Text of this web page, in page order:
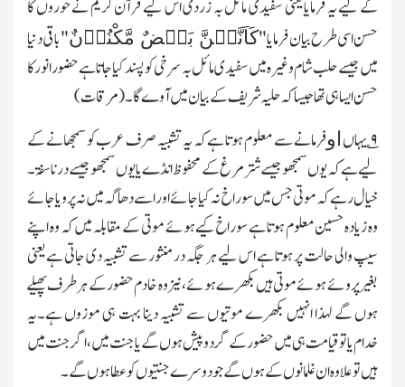
کے لیے یہ فرمایا یعنی سفیدی مائل بہ زردی اس لیے قرآن کریم نے حوروں کا
حسن اسی طرح بیان فرمایا"کَاَنَّہُنَّ بَیۡضٌ مَّکْنُوۡنٌ"باقی دنیا
میں جیسے حلب شام وغیرہ میں سفیدی مائل بہ سرخی کو پسند کیا جاتا ہے حضور انور کا
حسن ایسا ہی تھا جیساکہ حلیہ شریف کے بیان میں آوے گا۔(مرقات)
۹؎ یہاںاوفرمانے سے معلوم ہوتا ہے کہ یہ تشبیہ صرف عرب کو سمجھانے کے
لیے ہے کہ یوں سمجھو جیسے شتر مرغ کے محفوظ انڈے یا یوں سمجھو جیسے درنا سفۃ۔
خیال رہے کہ موتی جس میں سوراخ نہ کیا جائے اور اسے دھاگہ میں نہ پرویا جائے
وہ زیادہ حسین معلوم ہوتا ہے سوراخ کیے ہوئے موتی کے مقابلہ میں کہ وہ اپنے
سیپ والی حالت پر ہوتا ہے اس لیے ہر جگہ در منثور سے تشبیہ دی جاتی ہے یعنی
بغیر پروئے ہوئے موتی ہیں بکھرے ہوئے،نیز وہ خادم حضور کے ہرطرف پھیلے
ہوں گے لہذا انہیں بکھرے موتیوں سے تشبیہ دینا بہت ہی موزوں ہے۔یہ
خدام یا تو قیامت ہی میں حضور کے گردوپیش ہوں گے یا جنت میں،اگر جنت میں
ہیں تو علاوہ ان غلمانوں کے ہوں گے جو دوسرے جنتیوں کو عطا ہوں گے۔